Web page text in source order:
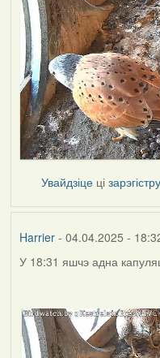
Увайдзіце ці
Harrier- 04.04.2025 -
У 18:31 яшчэ адна